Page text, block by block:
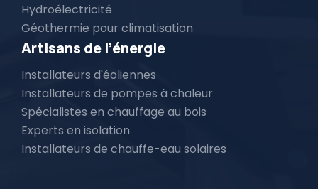
Hydroélectricité
Géothermie pour climatisation
Artisans de l’énergie
Installateurs d'éoliennes
Installateurs de pompes à chaleur
Spécialistes en chauffage au bois
Experts en isolation
Installateurs de chauffe-eau solaires